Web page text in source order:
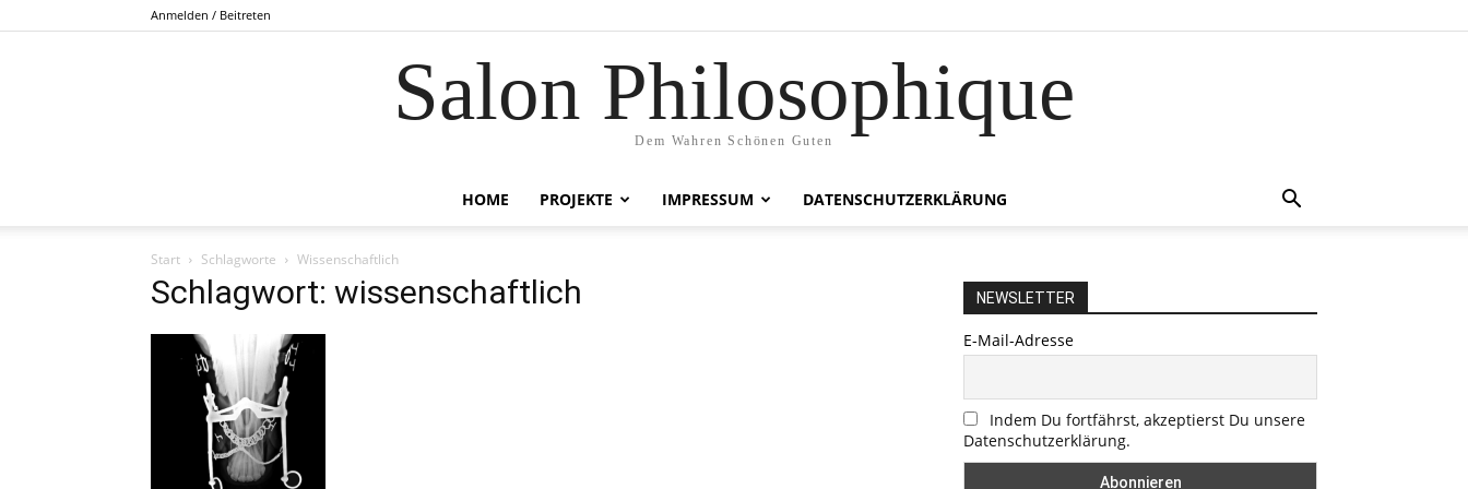
Anmelden / Beitreten
Salon Philosophique
Dem Wahren Schönen Guten
HOME PROJEKTE IMPRESSUM DATENSCHUTZERKLÄRUNG
Start Schlagworte Wissenschaftlich
Schlagwort: wissenschaftlich NEWSLETTER
E-Mail-Adresse
Indem Du fortfährst, akzeptierst Du unsere
Datenschutzerklärung.